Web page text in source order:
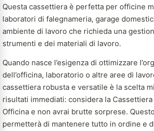
Questa cassettiera è perfetta per officine
laboratori di falegnameria, garage
ambiente di lavoro che richieda una
strumenti e dei materiali di lavoro.
Quando nasce l’esigenza di ottimizzare
dell’officina, laboratorio o altre aree di
cassettiera robusta e versatile è la scelta
risultati immediati: considera la
Officina e non avrai brutte sorprese.
permetterà di mantenere tutto in ordine e